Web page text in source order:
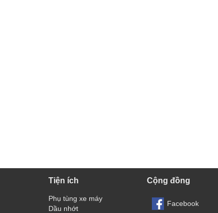
Tiện ích
Phụ tùng xe máy
Dầu nhớt
Cộng đồng
Facebook